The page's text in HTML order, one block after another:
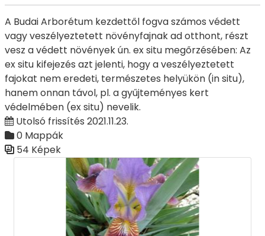
A Budai Arborétum kezdettől fogva számos védett
vagy veszélyeztetett növényfajnak ad otthont, részt
vesz a védett növények ún. ex situ megőrzésében: Az
ex situ kifejezés azt jelenti, hogy a veszélyeztetett
fajokat nem eredeti, természetes helyükön (in situ),
hanem onnan távol, pl. a gyűjteményes kert
védelmében (ex situ) nevelik.
Utolsó frissítés 2021.11.23.
0 Mappák
54 Képek